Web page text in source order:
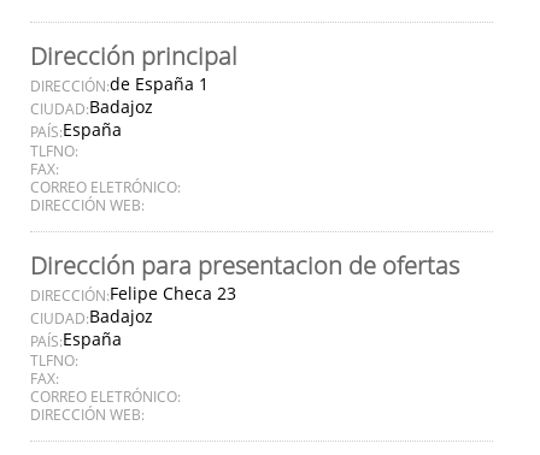
Dirección principal
DIRECCIÓN:de España 1
CIUDAD:Badajoz
PAÍS:España
TLFNO:
FAX:
CORREO ELETRÓNICO:
DIRECCIÓN WEB:
Dirección para presentacion de ofertas
DIRECCIÓN:Felipe Checa 23
CIUDAD:Badajoz
PAÍS:España
TLFNO:
FAX:
CORREO ELETRÓNICO:
DIRECCIÓN WEB: